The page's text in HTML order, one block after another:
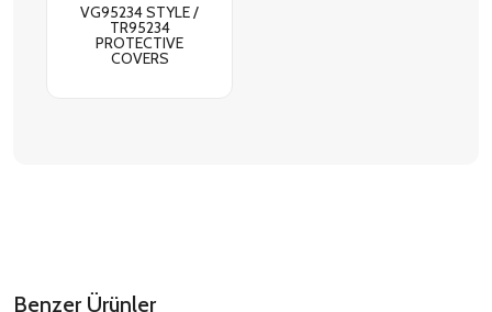
VG95234 STYLE /
TR95234
PROTECTIVE
COVERS
Benzer Ürünler